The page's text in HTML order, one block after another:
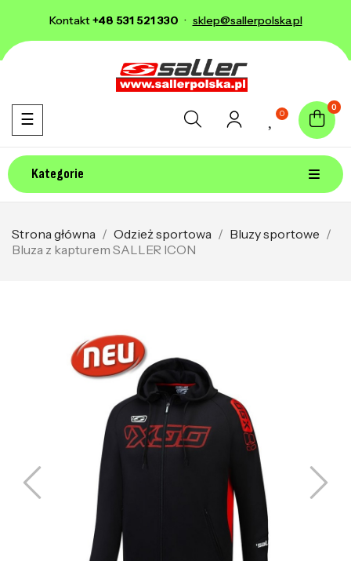
Kontakt+48 531 521 330 · sklep@sallerpolska.pl
0
0
Kategorie
Toggle navigation
☰
Strona główna Odzież sportowa
Bluzy sportowe
Bluza z kapturem SALLER ICON